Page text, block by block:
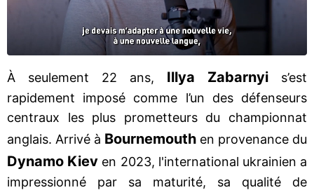
À seulement 22 ans, Illya Zabarnyi
s’est
rapidement imposé comme l’un des défenseurs
centraux les plus prometteurs du championnat
anglais. Arrivé à Bournemouth en provenance du
Dynamo Kiev en 2023, l'international ukrainien a
impressionné par sa maturité, sa qualité de